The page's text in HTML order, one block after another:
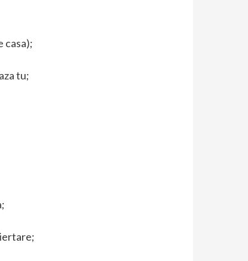
casa);
tu;